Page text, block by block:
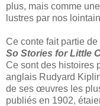
plus, mais comme
lustres par nos
Ce conte fait partie
So Stories for Little
Ce sont des histoires
anglais Rudyard
de ses œuvres les
publiés en 1902,